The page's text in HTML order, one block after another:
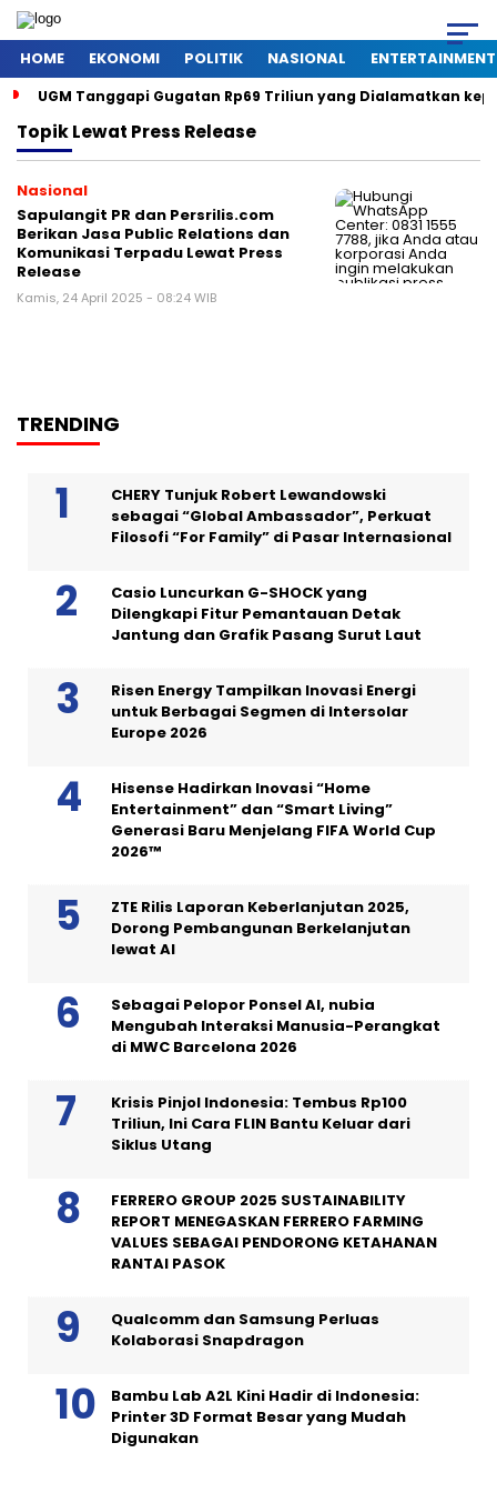
HOME EKONOMI POLITIK NASIONAL ENTERTAINMENT
UGM Tanggapi Gugatan Rp69 Triliun yang Dialamatkan
TopikLewat Press Release
Nasional
Sapulangit PR dan Persrilis.com
Berikan Jasa Public Relations dan
Komunikasi Terpadu Lewat Press
Release
Kamis, 24 April 2025 - 08:24 WIB
TRENDING
CHERY Tunjuk Robert Lewandowski
sebagai “Global Ambassador”, Perkuat
Filosofi “For Family” di Pasar Internasional
Casio Luncurkan G-SHOCK yang
Dilengkapi Fitur Pemantauan Detak
Jantung dan Grafik Pasang Surut Laut
Risen Energy Tampilkan Inovasi Energi
untuk Berbagai Segmen di Intersolar
Europe 2026
Hisense Hadirkan Inovasi “Home
Entertainment” dan “Smart Living”
Generasi Baru Menjelang FIFA World Cup
2026™
ZTE Rilis Laporan Keberlanjutan 2025,
Dorong Pembangunan Berkelanjutan
lewat AI
Sebagai Pelopor Ponsel AI, nubia
Mengubah Interaksi Manusia-Perangkat
di MWC Barcelona 2026
Krisis Pinjol Indonesia: Tembus Rp100
Triliun, Ini Cara FLIN Bantu Keluar dari
Siklus Utang
FERRERO GROUP 2025 SUSTAINABILITY
REPORT MENEGASKAN FERRERO FARMING
VALUES SEBAGAI PENDORONG KETAHANAN
RANTAI PASOK
Qualcomm dan Samsung Perluas
Kolaborasi Snapdragon
Bambu Lab A2L Kini Hadir di Indonesia:
Printer 3D Format Besar yang Mudah
Digunakan